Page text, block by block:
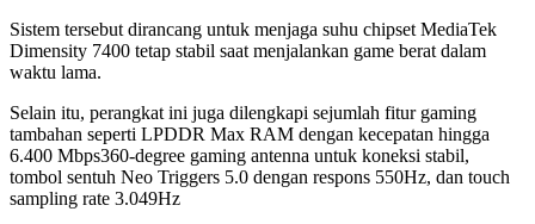
Sistem tersebut dirancang untuk menjaga suhu chipset MediaTek
Dimensity 7400 tetap stabil saat menjalankan game berat dalam
waktu lama.
Selain itu, perangkat ini juga dilengkapi sejumlah fitur gaming
tambahan seperti LPDDR Max RAM dengan kecepatan hingga
6.400 Mbps360-degree gaming antenna untuk koneksi stabil,
tombol sentuh Neo Triggers 5.0 dengan respons 550Hz, dan touch
sampling rate 3.049Hz